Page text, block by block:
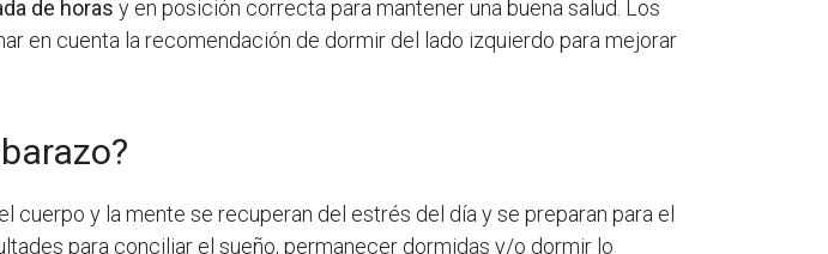
de horas y en posición correcta para mantener una buena salud. Los
en cuenta la recomendación de dormir del lado izquierdo para mejorar
cuerpo y la mente se recuperan del estrés del día y se preparan para el
para conciliar el sueño, permanecer dormidas y/o dormir lo